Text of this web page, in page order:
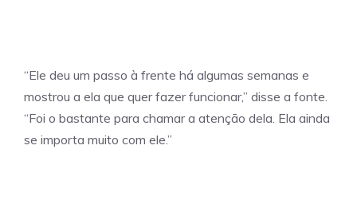
“Ele deu um passo à frente há algumas semanas e
mostrou a ela que quer fazer funcionar,” disse a fonte.
“Foi o bastante para chamar a atenção dela. Ela ainda
se importa muito com ele.”